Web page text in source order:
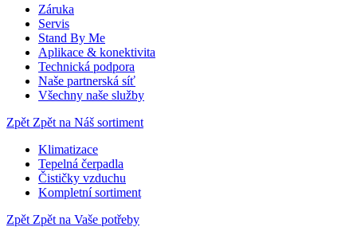
Záruka
Servis
Stand By Me
Aplikace & konektivita
Technická podpora
Naše partnerská síť
Všechny naše služby
Zpět Zpět na Náš sortiment
Klimatizace
Tepelná čerpadla
Čističky vzduchu
Kompletní sortiment
Zpět Zpět na Vaše potřeby